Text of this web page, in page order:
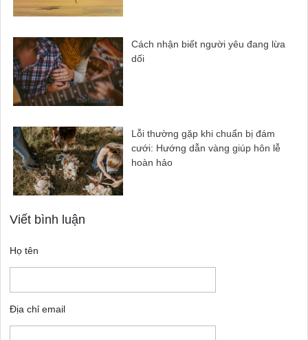
Cách nhận biết người yêu đang lừa
dối
Lỗi thường gặp khi chuẩn bị đám
cưới: Hướng dẫn vàng giúp hôn lễ
hoàn hảo
Viết bình luận
Họ tên
Địa chỉ email